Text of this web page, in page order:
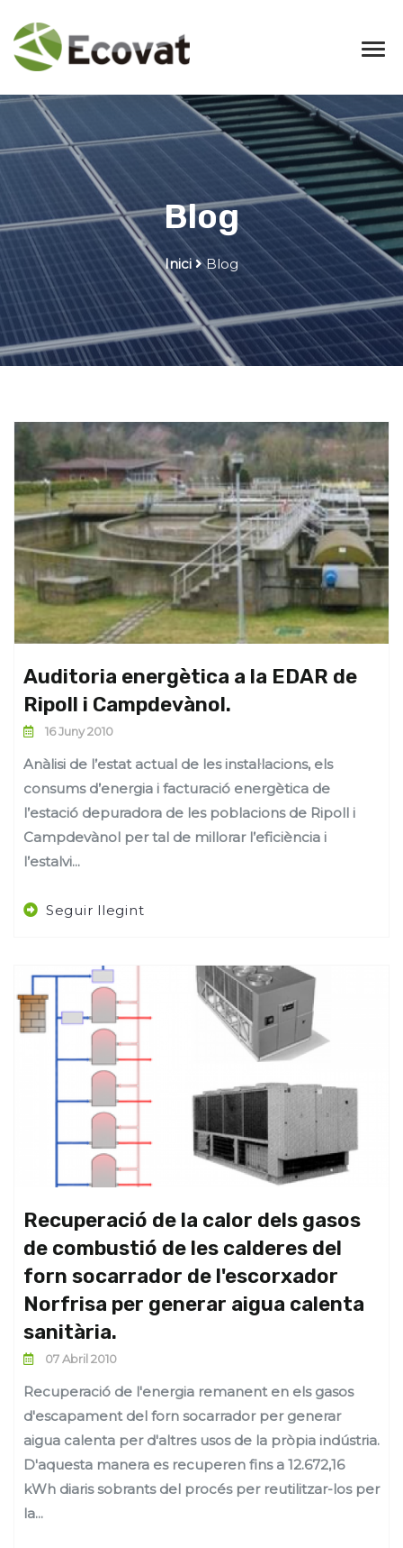
Blog
Inici Blog
Auditoria energètica a la EDAR de
Ripoll i Campdevànol.
16 Juny 2010
Anàlisi de l’estat actual de les instal·lacions, els
consums d’energia i facturació energètica de
l’estació depuradora de les poblacions de Ripoll i
Campdevànol per tal de millorar l’eficiència i
l’estalvi...
Seguir llegint
Recuperació de la calor dels gasos
de combustió de les calderes del
forn socarrador de l'escorxador
Norfrisa per generar aigua calenta
sanitària.
07 Abril 2010
Recuperació de l'energia remanent en els gasos
d'escapament del forn socarrador per generar
aigua calenta per d'altres usos de la pròpia indústria.
D'aquesta manera es recuperen fins a 12.672,16
kWh diaris sobrants del procés per reutilitzar-los per
la...